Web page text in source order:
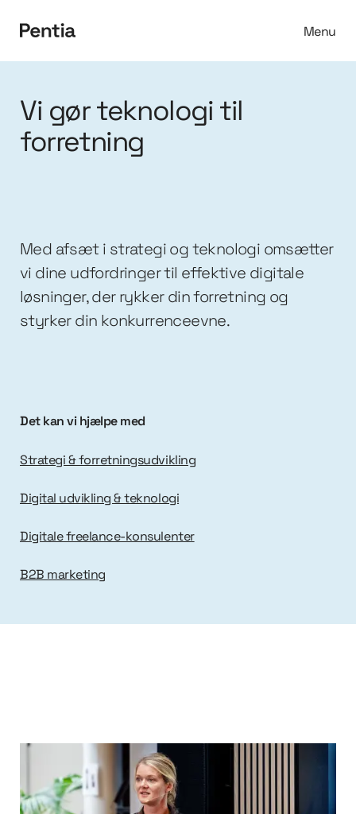
Menu
Vi gør teknologi til
forretning
Det kan vi hjælpe med
Strategi & forretningsudvikling
Digital udvikling & teknologi
Digitale freelance-konsulenter
B2B marketing
Med afsæt i strategi og teknologi omsætter
vi dine udfordringer til effektive digitale
løsninger, der rykker din forretning og
styrker din konkurrenceevne.